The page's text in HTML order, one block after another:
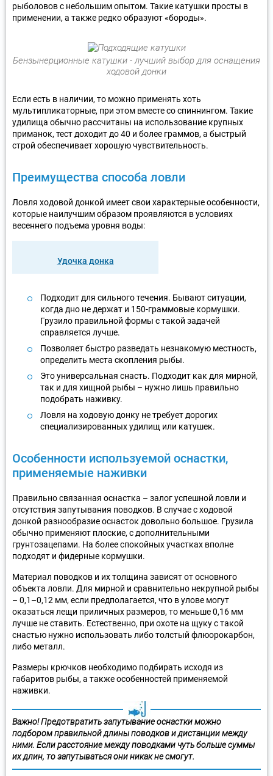
рыболовов с небольшим опытом. Такие катушки просты в
применении, а также редко образуют «бороды».
Бензынерционные катушки - лучший выбор для оснащения
ходовой донки
Если есть в наличии, то можно применять хоть
мультипликаторные, при этом вместе со спиннингом. Такие
удилища обычно рассчитаны на использование крупных
приманок, тест доходит до 40 и более граммов, а быстрый
строй обеспечивает хорошую чувствительность.
Преимущества способа ловли
Ловля ходовой донкой имеет свои характерные особенности,
которые наилучшим образом проявляются в условиях
весеннего подъема уровня воды:
Удочка донка
Подходит для сильного течения. Бывают ситуации,
когда дно не держат и 150-граммовые кормушки.
Грузило правильной формы с такой задачей
справляется лучше.
Позволяет быстро разведать незнакомую местность,
определить места скопления рыбы.
Это универсальная снасть. Подходит как для мирной,
так и для хищной рыбы – нужно лишь правильно
подобрать наживку.
Ловля на ходовую донку не требует дорогих
специализированных удилищ или катушек.
Особенности используемой оснастки,
применяемые наживки
Правильно связанная оснастка – залог успешной ловли и
отсутствия запутывания поводков. В случае с ходовой
донкой разнообразие оснасток довольно большое. Грузила
обычно применяют плоские, с дополнительными
грунтозацепами. На более спокойных участках вполне
подходят и фидерные кормушки.
Материал поводков и их толщина зависят от основного
объекта ловли. Для мирной и сравнительно некрупной рыбы
– 0,1–0,12 мм, если предполагается, что в улове могут
оказаться лещи приличных размеров, то меньше 0,16 мм
лучше не ставить. Естественно, при охоте на щуку с такой
снастью нужно использовать либо толстый флюорокарбон,
либо металл.
Размеры крючков необходимо подбирать исходя из
габаритов рыбы, а также особенностей применяемой
наживки.
Важно! Предотвратить запутывание оснастки можно
подбором правильной длины поводков и дистанции между
ними. Если расстояние между поводками чуть больше суммы
их длин, то запутываться они никак не смогут.